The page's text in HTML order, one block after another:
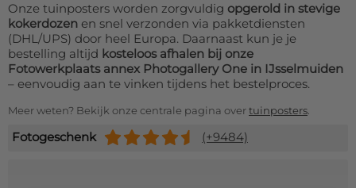
Onze tuinposters worden zorgvuldig opgerold in stevige
kokerdozen en snel verzonden via pakketdiensten
(DHL/UPS) door heel Europa. Daarnaast kun je je
bestelling altijd kosteloos afhalen bij onze
Fotowerkplaats annex Photogallery One in IJsselmuiden
– eenvoudig aan te vinken tijdens het bestelproces.
Meer weten? Bekijk onze centrale pagina overtuinposters.
Fotogeschenk (+9484)